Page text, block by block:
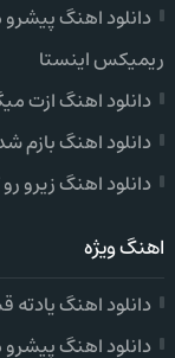
دانلود اهنگ
ریمیکس اینستا
دانلود اهنگ ازت
دانلود اهنگ
دانلود اهنگ زیرو
اهنگ ویژه
دانلود اهنگ
دانلود اهنگ